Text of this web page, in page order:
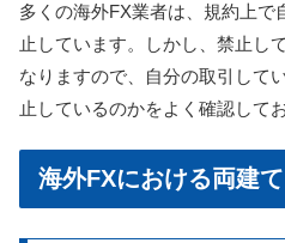
多くの海外FX業者は、規約上で
止しています。しかし、禁止し
なりますので、自分の取引して
止しているのかをよく確認して
海外FXにおける両建